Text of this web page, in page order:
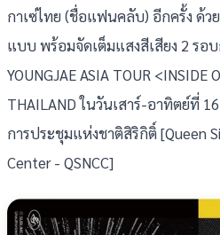
กาเซ่ไทย (ชื่อแฟนคลับ) อีกครั้ง ด้ว
แบบ พร้อมจัดเต็มแสงสีเสียง 2 รอ
YOUNGJAE ASIA TOUR <INSIDE
THAILAND ในวันเสาร์-อาทิตย์ที่
การประชุมแห่งชาติสิริกิติ์ [Queen
Center - QSNCC]